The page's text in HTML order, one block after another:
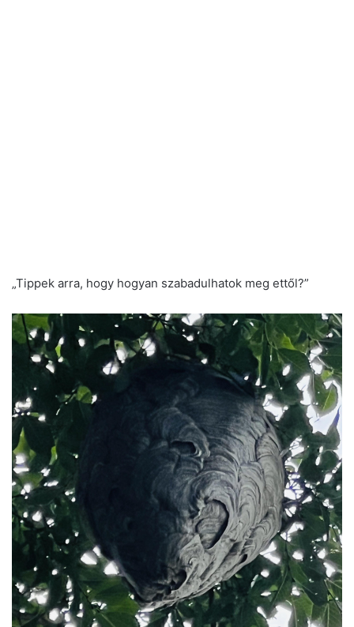
„Tippek arra, hogy hogyan szabadulhatok meg ettől?”